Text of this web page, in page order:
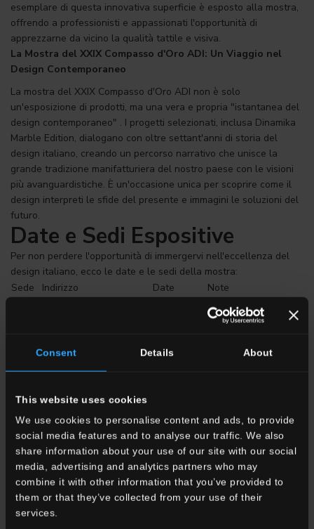
Consent Details About
This website uses cookies
We use cookies to personalise content and ads, to provide
social media features and to analyse our traffic. We also
share information about your use of our site with our social
media, advertising and analytics partners who may
combine it with other information that you’ve provided to
them or that they’ve collected from your use of their
services.
esemplare di questa innovativa superficie è esposto alla mostra,
offrendo a professionisti e appassionati l'opportunità di
apprezzarne da vicino la qualità tattile e visiva.
La Mostra del XXIX Compasso d'Oro ADI: Un Viaggio nel
Design Contemporaneo
La mostra del XXIX Compasso d'Oro ADI non è solo
un'esposizione di prodotti, ma una vera e propria "istantanea del
design contemporaneo" . I progetti selezionati, inclusa Dinamika
Marble Edition, dialogano con oltre settant'anni di storia del
design italiano, creando un percorso narrativo che unisce la
grande tradizione manifatturiera del nostro paese con le visioni
più avanguardistiche. È un'occasione unica per scoprire come il
design interpreti le sfide del presente e immagini le soluzioni del
futuro.
Date e Sedi Espositive
Per non perdere l'opportunità di immergervi nell'eccellenza del
design italiano, ecco le date e le sedi della mostra:
Sede
Indirizzo Date Note
La mostra è
attualmente in corso.
Roma
MAXXI - Museo
nazionale delle arti del
Dal 6 al 30
La rassegna si
La cerimonia di premiazione dei vincitori del Compasso d'Oro
2026 si è tenuta il 22 maggio 2026 .
Conclusione
Il XXIX Compasso d'Oro ADI è un appuntamento imperdibile per
chiunque sia interessato al futuro del design. La presenza di
prodotti come Dinamika Marble Edition sottolinea l'impegno
costante delle aziende italiane nella ricerca e nello sviluppo di